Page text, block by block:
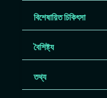
বিশেষায়িত চিকিৎসা
বৈশিষ্ট্য
তথ্য